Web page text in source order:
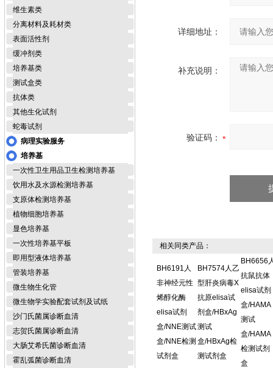
维生素类
分离材料及耗材类
表面活性剂
缓冲剂类
培养基类
测试盒类
抗体类
其他生化试剂
蛇毒试剂
病理实验服务
培养基
一次性卫生用品卫生检测培养基
饮用水及水源检测培养基
支原体检测培养基
植物细胞培养基
显色培养基
一次性培养基平板
即用型液体培养基
管装培养基
微生物生化管
微生物学实验配套试剂及试纸
沙门氏菌属诊断血清
志贺氏菌属诊断血清
大肠艾希氏菌诊断血清
霍乱弧菌诊断血清
详细地址：
补充说明：
验证码：
相关同类产品：
BH6191人
非神经元性
烯醇化酶
elisa试剂
盒/NNE测试
盒/NNE检测
试剂盒
BH7574人乙
型肝炎病毒X
抗原elisa试
剂盒/HBxAg
测试
盒/HBxAg检
测试剂盒
BH6656
抗鼠抗体
elisa试剂
盒/HAMA
测试
盒/HAMA
检测试剂
盒